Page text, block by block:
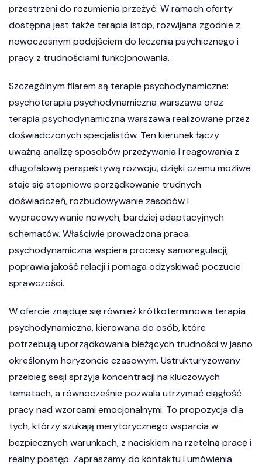
przestrzeni do rozumienia przeżyć. W ramach oferty
dostępna jest także terapia istdp, rozwijana zgodnie z
nowoczesnym podejściem do leczenia psychicznego i
pracy z trudnościami funkcjonowania.
Szczególnym filarem są terapie psychodynamiczne:
psychoterapia psychodynamiczna warszawa oraz
terapia psychodynamiczna warszawa realizowane przez
doświadczonych specjalistów. Ten kierunek łączy
uważną analizę sposobów przeżywania i reagowania z
długofalową perspektywą rozwoju, dzięki czemu możliwe
staje się stopniowe porządkowanie trudnych
doświadczeń, rozbudowywanie zasobów i
wypracowywanie nowych, bardziej adaptacyjnych
schematów. Właściwie prowadzona praca
psychodynamiczna wspiera procesy samoregulacji,
poprawia jakość relacji i pomaga odzyskiwać poczucie
sprawczości.
W ofercie znajduje się również krótkoterminowa terapia
psychodynamiczna, kierowana do osób, które
potrzebują uporządkowania bieżących trudności w jasno
określonym horyzoncie czasowym. Ustrukturyzowany
przebieg sesji sprzyja koncentracji na kluczowych
tematach, a równocześnie pozwala utrzymać ciągłość
pracy nad wzorcami emocjonalnymi. To propozycja dla
tych, którzy szukają merytorycznego wsparcia w
bezpiecznych warunkach, z naciskiem na rzetelną pracę i
realny postęp. Zapraszamy do kontaktu i umówienia